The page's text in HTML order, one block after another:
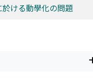
於ける動學化の問題